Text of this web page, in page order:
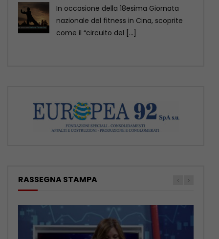
Al calare della notte, le risaie terrazzate
della contea di Yuexi, nella provincia
sud-occidentale cinese
RASSEGNA STAMPA